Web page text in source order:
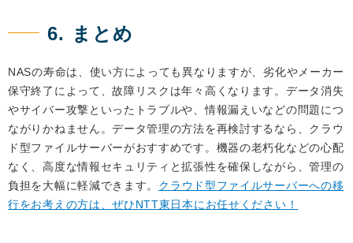
6. まとめ
NASの寿命は、使い方によっても異なりますが、劣化やメーカー
保守終了によって、故障リスクは年々高くなります。データ消失
やサイバー攻撃といったトラブルや、情報漏えいなどの問題につ
ながりかねません。データ管理の方法を再検討するなら、クラウ
ド型ファイルサーバーがおすすめです。機器の老朽化などの心配
なく、高度な情報セキュリティと拡張性を確保しながら、管理の
負担を大幅に軽減できます。 クラウド型ファイルサーバーへの移
行をお考えの方は、ぜひNTT東日本にお任せください！